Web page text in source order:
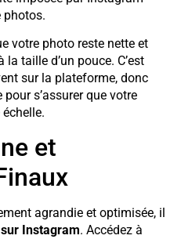
photos.
votre photo reste nette et
taille d’un pouce. C’est
sur la plateforme, donc
s’assurer que votre
et
agrandie et optimisée, il
Instagram. Accédez à